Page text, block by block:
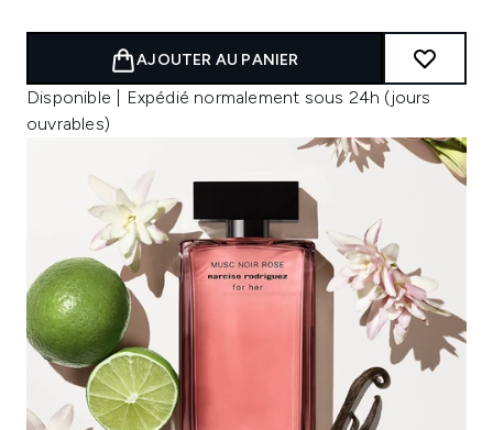
AJOUTER AU PANIER
Disponible | Expédié normalement sous 24h (jours
ouvrables)